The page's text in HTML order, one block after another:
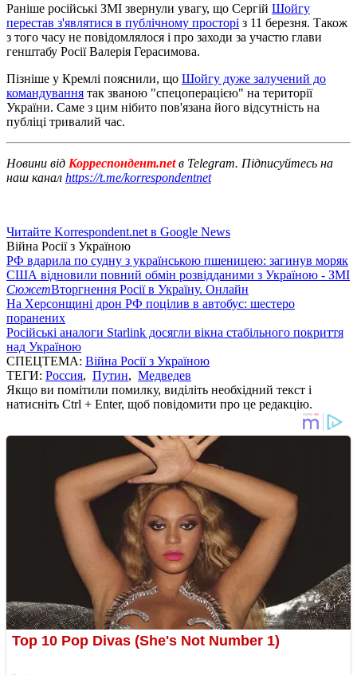
Раніше російські ЗМІ звернули увагу, що Сергій Шойгу
перестав з'являтися в публічному просторі з 11 березня. Також
з того часу не повідомлялося і про заходи за участю глави
генштабу Росії Валерія Герасимова.
Пізніше у Кремлі пояснили, що Шойгу дуже залучений до
командування так званою "спецоперацією" на території
України. Саме з цим нібито пов'язана його відсутність на
публіці тривалий час.
Новини від Корреспондент.netв Telegram. Підписуйтесь на
наш канал https://t.me/korrespondentnet
Читайте Korrespondent.net в Google News
Війна Росії з Україною
РФ вдарила по судну з українською пшеницею: загинув моряк
США відновили повний обмін розвідданими з Україною - ЗМІ
СюжетВторгнення Росії в Україну. Онлайн
На Херсонщині дрон РФ поцілив в автобус: шестеро
поранених
Російські аналоги Starlink досягли вікна стабільного покриття
над Україною
СПЕЦТЕМА: Війна Росії з Україною
ТЕГИ: Россия, Путин, Медведев
Якщо ви помітили помилку, виділіть необхідний текст і
натисніть Ctrl + Enter, щоб повідомити про це редакцію.